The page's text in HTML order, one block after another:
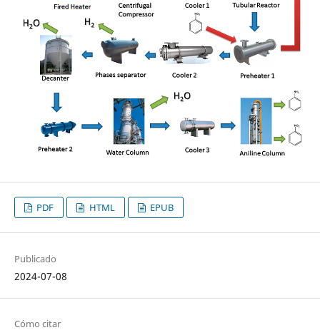
PDF HTML EPUB
Publicado
2024-07-08
Cómo citar